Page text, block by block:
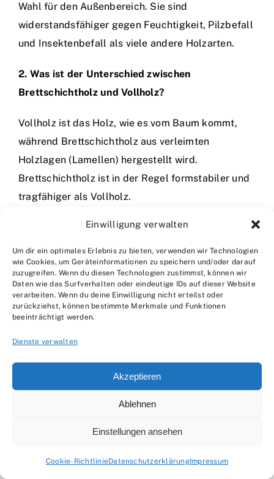
Einwilligung verwalten
Um dir ein optimales Erlebnis zu bieten, verwenden wir Technologien
wie Cookies, um Geräteinformationen zu speichern und/oder darauf
zuzugreifen. Wenn du diesen Technologien zustimmst, können wir
Daten wie das Surfverhalten oder eindeutige IDs auf dieser Website
verarbeiten. Wenn du deine Einwilligung nicht erteilst oder
zurückziehst, können bestimmte Merkmale und Funktionen
beeinträchtigt werden.
Dienste verwalten
Akzeptieren
Ablehnen
Einstellungen ansehen
Cookie-RichtlinieDatenschutzerklärungImpressum
Wahl für den Außenbereich. Sie sind
widerstandsfähiger gegen Feuchtigkeit, Pilzbefall
und Insektenbefall als viele andere Holzarten.
2. Was ist der Unterschied zwischen
Brettschichtholz und Vollholz?
Vollholz ist das Holz, wie es vom Baum kommt,
während Brettschichtholz aus verleimten
Holzlagen (Lamellen) hergestellt wird.
Brettschichtholz ist in der Regel formstabiler und
tragfähiger als Vollholz.
3. Wie wichtig ist die Holzfeuchte?
Die Holzfeuchte ist sehr wichtig, da sie die
Eigenschaften des Holzes beeinflusst. Holz sollte
vor der Verarbeitung getrocknet sein, um
Verformungen und Rissbildungen zu vermeiden.
4. Wo kann ich Holz kaufen?
Holz kann im Holzhandel, in Sägewerken, online
oder direkt beim Hersteller gekauft werden.
nachhaltiges Holz.
5. Wie schütze ich mein Holz vor